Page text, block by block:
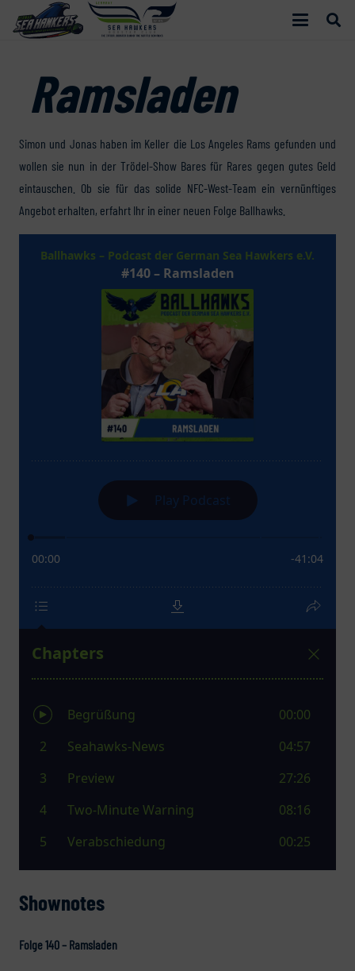
Ramsladen
Simon und Jonas haben im Keller die Los Angeles Rams gefunden und
wollen sie nun in der Trödel-Show Bares für Rares gegen gutes Geld
eintauschen. Ob sie für das solide NFC-West-Team ein vernünftiges
Angebot erhalten, erfahrt Ihr in einer neuen Folge Ballhawks.
Shownotes
Folge 140 – Ramsladen